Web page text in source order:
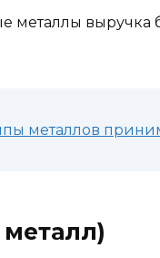
металлы
металлов